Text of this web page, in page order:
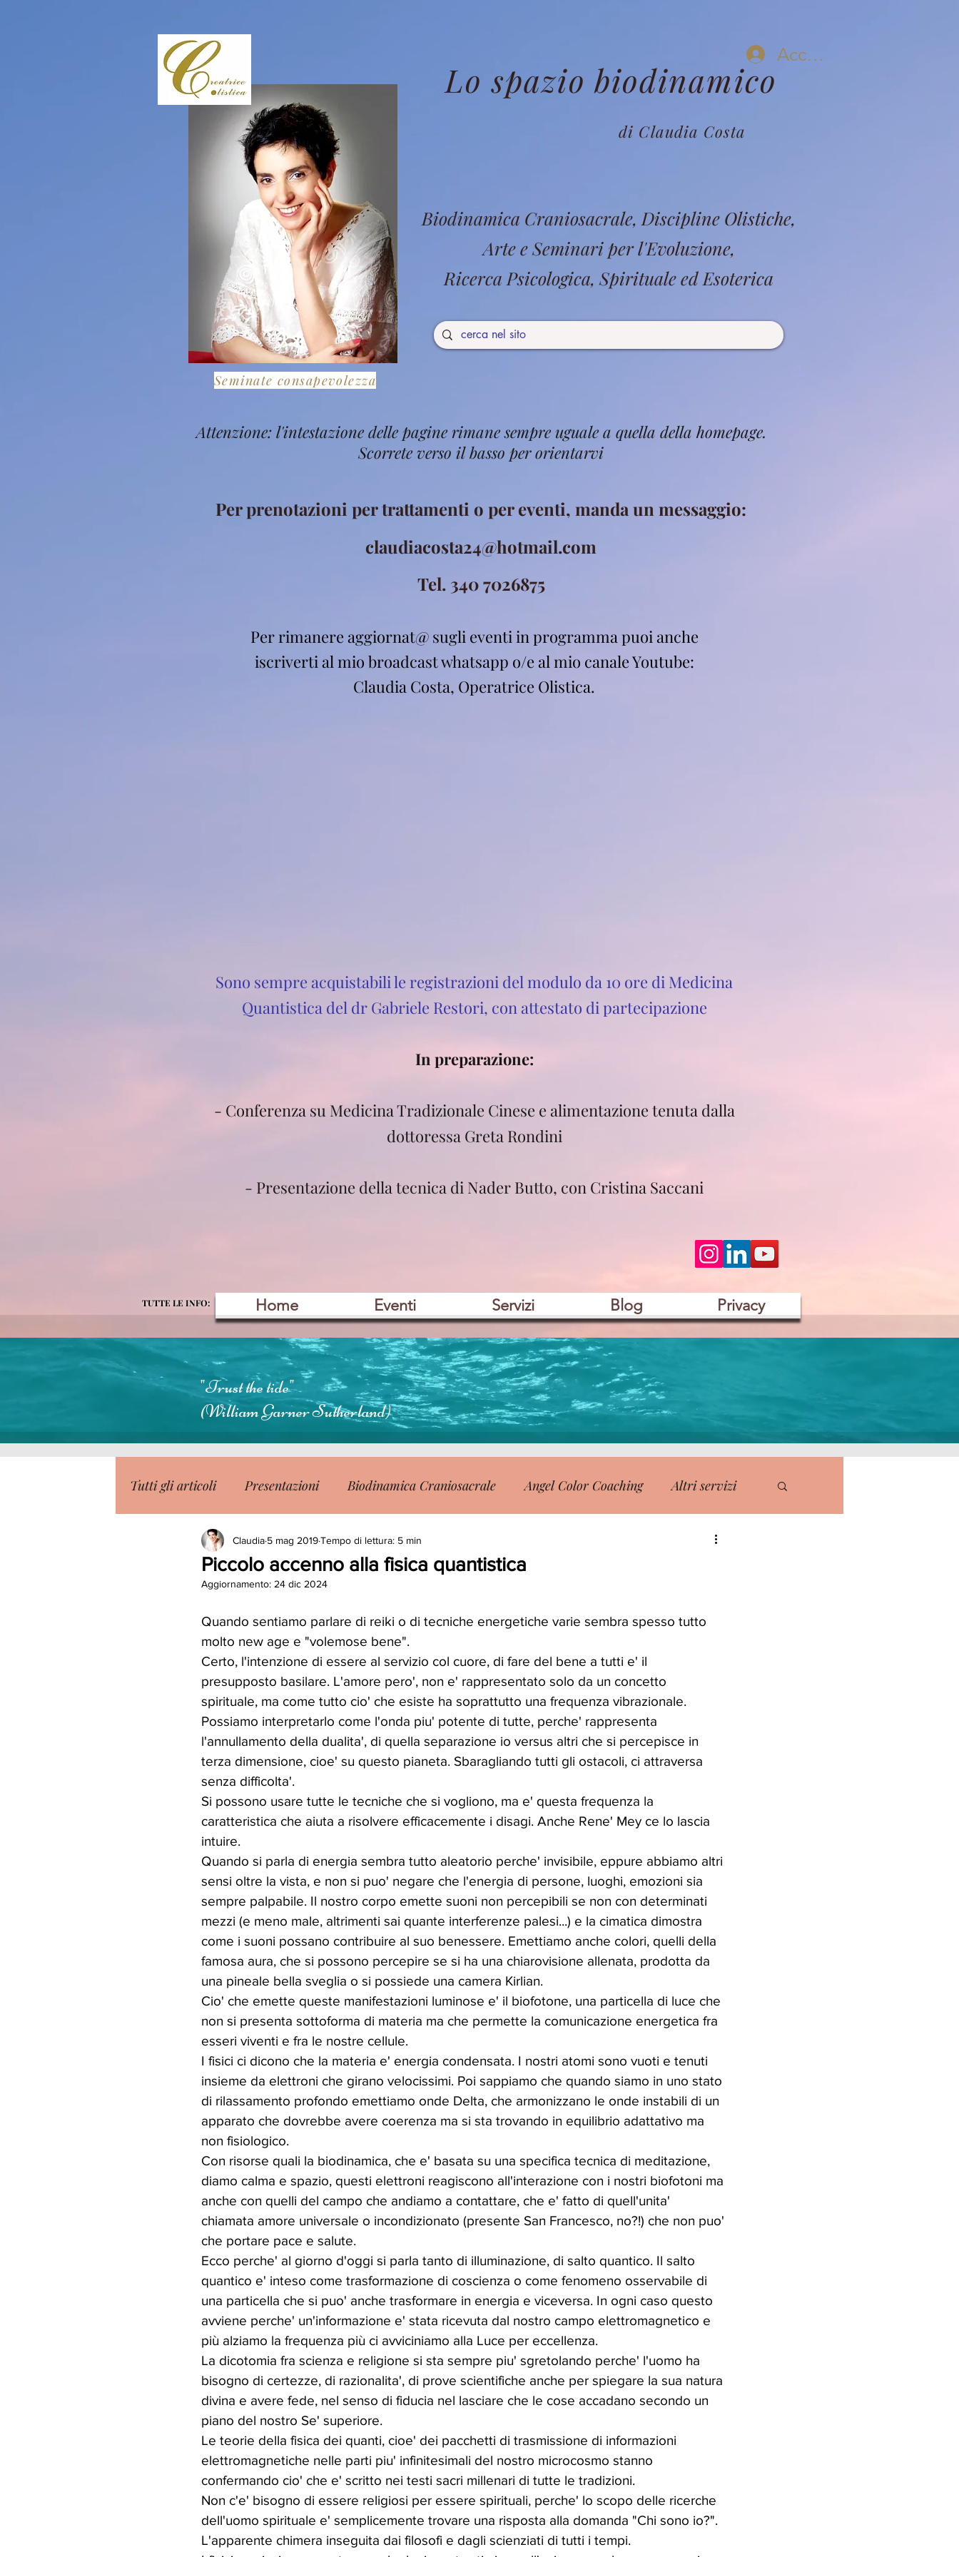
Lo spazio biodinamico
Biodinamica Craniosacrale, Discipline Olistiche,
Arte e Seminari per l'Evoluzione,
Ricerca Psicologica, Spirituale ed Esoterica
Seminate consapevolezza
Per rimanere aggiornat@ sugli eventi in programma puoi anche
iscriverti al mio broadcast whatsapp o/e al mio canale Youtube:
Claudia Costa, Operatrice Olistica.
Per prenotazioni per trattamenti o per eventi, manda un messaggio:
claudiacosta24@hotmail.com
Tel. 340 7026875
Attenzione: l'intestazione delle pagine rimane sempre uguale a quella della homepage.
Scorrete verso il basso per orientarvi
Sono sempre acquistabili le registrazioni del modulo da 10 ore di Medicina
Quantistica del dr Gabriele Restori, con attestato di partecipazione
In preparazione:​
- Conferenza su Medicina Tradizionale Cinese e alimentazione tenuta dalla
dottoressa Greta Rondini
- Presentazione della tecnica di Nader Butto, con Cristina Saccani
TUTTE LE INFO: Home Eventi Servizi Blog Privacy
"Trust the tide"
(William Garner Sutherland)
di Claudia Costa
Accedi
Tutti gli articoli Presentazioni Biodinamica Craniosacrale Angel Color Coaching Altri servizi
Piccolo accenno alla fisica quantistica
Claudia 5 mag 2019Tempo di lettura: 5 min
Aggiornamento: 24 dic 2024
Quando sentiamo parlare di reiki o di tecniche energetiche varie sembra spesso tutto
molto new age e "volemose bene".
Certo, l'intenzione di essere al servizio col cuore, di fare del bene a tutti e' il
presupposto basilare. L'amore pero', non e' rappresentato solo da un concetto
spirituale, ma come tutto cio' che esiste ha soprattutto una frequenza vibrazionale.
Possiamo interpretarlo come l'onda piu' potente di tutte, perche' rappresenta
l'annullamento della dualita', di quella separazione io versus altri che si percepisce in
terza dimensione, cioe' su questo pianeta. Sbaragliando tutti gli ostacoli, ci attraversa
senza difficolta'.
Si possono usare tutte le tecniche che si vogliono, ma e' questa frequenza la
caratteristica che aiuta a risolvere efficacemente i disagi. Anche Rene' Mey ce lo lascia
intuire.
Quando si parla di energia sembra tutto aleatorio perche' invisibile, eppure abbiamo altri
sensi oltre la vista, e non si puo' negare che l'energia di persone, luoghi, emozioni sia
sempre palpabile. Il nostro corpo emette suoni non percepibili se non con determinati
mezzi (e meno male, altrimenti sai quante interferenze palesi...) e la cimatica dimostra
come i suoni possano contribuire al suo benessere. Emettiamo anche colori, quelli della
famosa aura, che si possono percepire se si ha una chiarovisione allenata, prodotta da
una pineale bella sveglia o si possiede una camera Kirlian.
Cio' che emette queste manifestazioni luminose e' il biofotone, una particella di luce che
non si presenta sottoforma di materia ma che permette la comunicazione energetica fra
esseri viventi e fra le nostre cellule.
I fisici ci dicono che la materia e' energia condensata. I nostri atomi sono vuoti e tenuti
insieme da elettroni che girano velocissimi. Poi sappiamo che quando siamo in uno stato
di rilassamento profondo emettiamo onde Delta, che armonizzano le onde instabili di un
apparato che dovrebbe avere coerenza ma si sta trovando in equilibrio adattativo ma
non fisiologico.
Con risorse quali la biodinamica, che e' basata su una specifica tecnica di meditazione,
diamo calma e spazio, questi elettroni reagiscono all'interazione con i nostri biofotoni ma
anche con quelli del campo che andiamo a contattare, che e' fatto di quell'unita'
chiamata amore universale o incondizionato (presente San Francesco, no?!) che non puo'
che portare pace e salute.
Ecco perche' al giorno d'oggi si parla tanto di illuminazione, di salto quantico. Il salto
quantico e' inteso come trasformazione di coscienza o come fenomeno osservabile di
una particella che si puo' anche trasformare in energia e viceversa. In ogni caso questo
avviene perche' un'informazione e' stata ricevuta dal nostro campo elettromagnetico e
più alziamo la frequenza più ci avviciniamo alla Luce per eccellenza.
La dicotomia fra scienza e religione si sta sempre piu' sgretolando perche' l'uomo ha
bisogno di certezze, di razionalita', di prove scientifiche anche per spiegare la sua natura
divina e avere fede, nel senso di fiducia nel lasciare che le cose accadano secondo un
piano del nostro Se' superiore.
Le teorie della fisica dei quanti, cioe' dei pacchetti di trasmissione di informazioni
elettromagnetiche nelle parti piu' infinitesimali del nostro microcosmo stanno
confermando cio' che e' scritto nei testi sacri millenari di tutte le tradizioni.
Non c'e' bisogno di essere religiosi per essere spirituali, perche' lo scopo delle ricerche
dell'uomo spirituale e' semplicemente trovare una risposta alla domanda "Chi sono io?".
L'apparente chimera inseguita dai filosofi e dagli scienziati di tutti i tempi.